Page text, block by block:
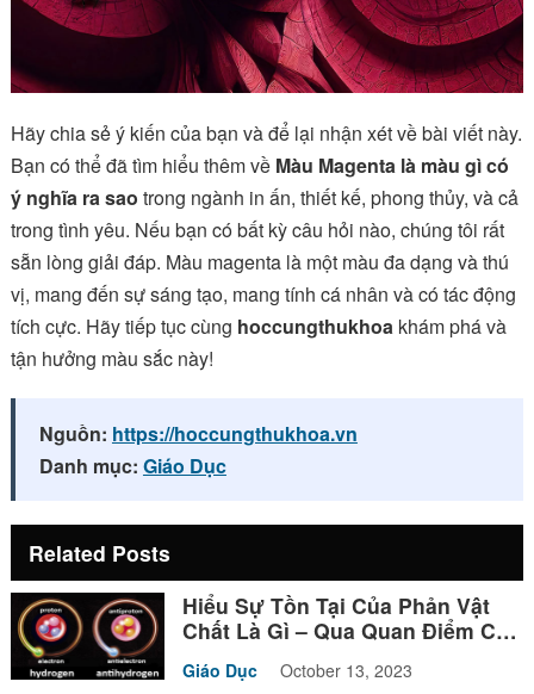
Hãy chia sẻ ý kiến của bạn và để lại nhận xét về bài viết này.
Bạn có thể đã tìm hiểu thêm về Màu Magenta là màu gì có
ý nghĩa ra sao trong ngành in ấn, thiết kế, phong thủy, và cả
trong tình yêu. Nếu bạn có bất kỳ câu hỏi nào, chúng tôi rất
sẵn lòng giải đáp. Màu magenta là một màu đa dạng và thú
vị, mang đến sự sáng tạo, mang tính cá nhân và có tác động
tích cực. Hãy tiếp tục cùng hoccungthukhoakhám phá và
tận hưởng màu sắc này!
Nguồn: https://hoccungthukhoa.vn
Danh mục: Giáo Dục
Related Posts
Hiểu Sự Tồn Tại Của Phản Vật
Chất Là Gì – Qua Quan Điểm Của
Giáo Dục October 13, 2023